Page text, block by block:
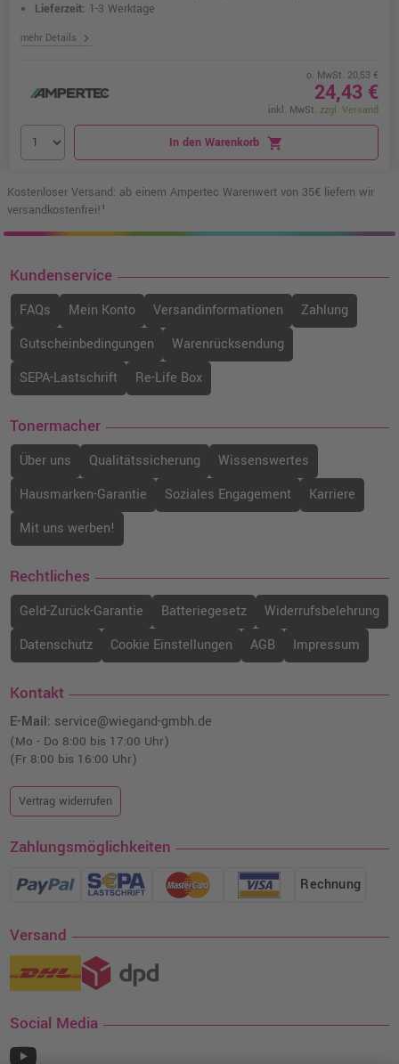
Lieferzeit: 1-3 Werktage
mehr Details chevron_right
o. MwSt. 20,53 €
24,43 €
inkl. MwSt. zzgl. Versand
In den Warenkorb shopping_cart
Kostenloser Versand: ab einem Ampertec Warenwert von 35€ liefern wir
versandkostenfrei!¹
Kundenservice
FAQs Mein Konto Versandinformationen
Zahlung
Gutscheinbedingungen
Warenrücksendung
SEPA-Lastschrift
Re-Life Box
Tonermacher
Über uns Qualitätssicherung
Wissenswertes
Hausmarken-Garantie
Soziales Engagement
Karriere
Mit uns werben!
Rechtliches
Geld-Zurück-Garantie Batteriegesetz
Widerrufsbelehrung
Datenschutz
Cookie Einstellungen AGB Impressum
Kontakt
E-Mail: service@wiegand-gmbh.de
(Mo - Do 8:00 bis 17:00 Uhr)
(Fr 8:00 bis 16:00 Uhr)
Vertrag widerrufen
Zahlungsmöglichkeiten
Rechnung
Versand
Social Media